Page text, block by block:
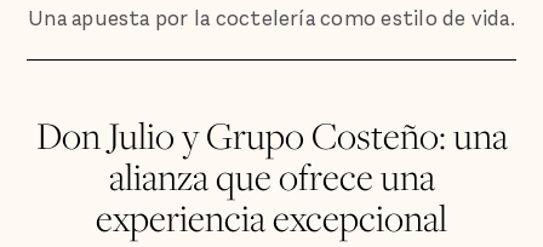
Una apuesta por la coctelería como estilo de vida.
Don Julio y Grupo Costeño: una
alianza que ofrece una
experiencia excepcional